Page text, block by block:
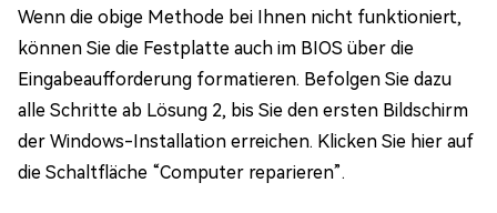
Wenn die obige Methode bei Ihnen nicht funktioniert,
können Sie die Festplatte auch im BIOS über die
Eingabeaufforderung formatieren. Befolgen Sie dazu
alle Schritte ab Lösung 2, bis Sie den ersten Bildschirm
der Windows-Installation erreichen. Klicken Sie hier auf
die Schaltfläche “Computer reparieren”.